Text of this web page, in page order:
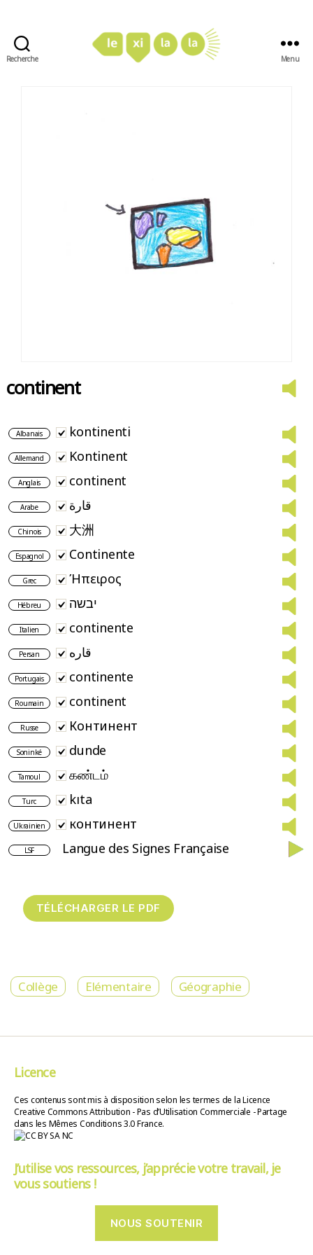
Recherche Menu
continent
Albanais kontinenti
Allemand Kontinent
Anglais continent
Arabe قارة
Chinois 大洲
Espagnol Continente
Grec Ήπειρος
Hébreu יבשה
Italien continente
Persan قاره
Portugais continente
Roumain continent
Russe Континент
Soninké dunde
Tamoul கண்டம்
Turc kıta
Ukrainien континент
LSF Langue des Signes Française
Collège Elémentaire Géographie
Licence
Ces contenus sont mis à disposition selon les termes de la Licence
Creative Commons Attribution - Pas d’Utilisation Commerciale - Partage
dans les Mêmes Conditions 3.0 France.
J’utilise vos ressources, j’apprécie votre travail, je
vous soutiens !
NOUS SOUTENIR